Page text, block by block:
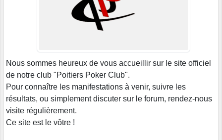
Nous sommes heureux de vous accueillir sur le site officiel
de notre club "Poitiers Poker Club".
Pour connaître les manifestations à venir, suivre les
résultats, ou simplement discuter sur le forum, rendez-nous
visite régulièrement.
Ce site est le vôtre !